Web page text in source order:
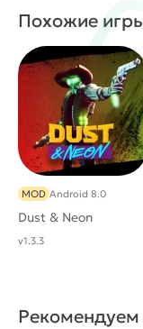
Похожие
Dust & Neon
MOD Android 8.0
v1.3.3